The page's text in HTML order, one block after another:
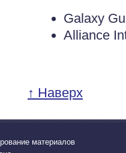
Galaxy
Alliance
↑ Наверх
материалов